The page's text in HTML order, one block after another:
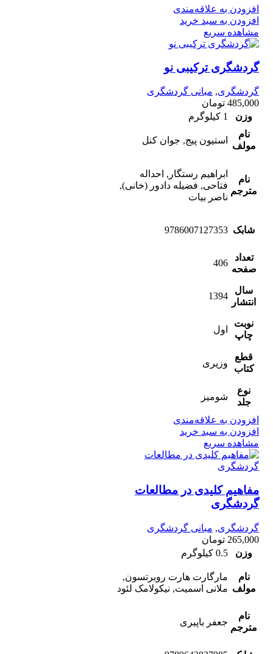
افزودن به علاقه‌مندی
افزودن به سبد خرید
مشاهده سریع
گردشگری ترکیبی نو
گردشگری, مبانی گردشگری
485,000 تومان
وزن
1 کیلوگرم
نام
مولف
استیون پیج, جوان کنل
نام
مترجم
ابراهیم رستگار, احداله
فتاحی, فضیله دادور (خانی),
ناصر بیات
شابک 9786007127353
تعداد
صفحه
406
سال
انتشار
1394
نوبت
چاپ
اول
قطع
کتاب
وزیری
نوع
جلد
شومیز
افزودن به علاقه‌مندی
افزودن به سبد خرید
مشاهده سریع
مفاهیم کلیدی در مطالعات
گردشگری
گردشگری, مبانی گردشگری
265,000 تومان
وزن
0.5 کیلوگرم
نام
مولف
مارگارت هارت روبرتسون,
ملانی اسمیت, نیکولامک لئود
نام
مترجم
جعفر باپیری